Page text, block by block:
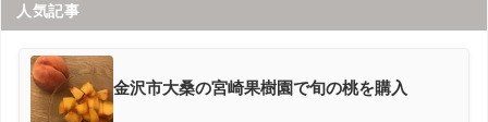
人気記事
金沢市大桑の宮崎果樹園で旬の桃を購入